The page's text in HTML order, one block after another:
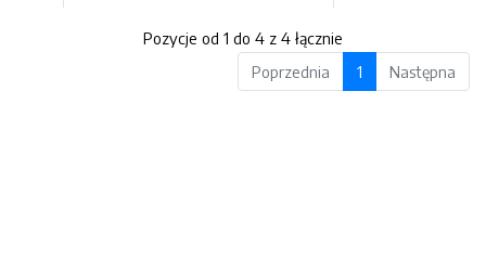
Pozycje od 1 do 4 z 4 łącznie
Poprzednia
1 Następna